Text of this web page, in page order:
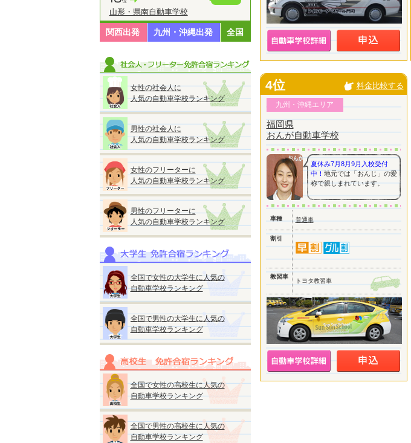
山形・県南自動車学校
関西出発 九州・沖縄出発 全国
女性の社会人に
人気の自動車学校ランキング
男性の社会人に
人気の自動車学校ランキング
女性のフリーターに
人気の自動車学校ランキング
男性のフリーターに
人気の自動車学校ランキング
全国で女性の大学生に人気の
自動車学校ランキング
全国で男性の大学生に人気の
自動車学校ランキング
全国で女性の高校生に人気の
自動車学校ランキング
全国で男性の高校生に人気の
自動車学校ランキング
4位 料金比較する
九州・沖縄エリア
福岡県
おんが自動車学校
夏休み7月8月9月入校受付
中！ 地元では「おんじ」の愛
称で親しまれています。
車種 普通車
割引
教習車
トヨタ教習車